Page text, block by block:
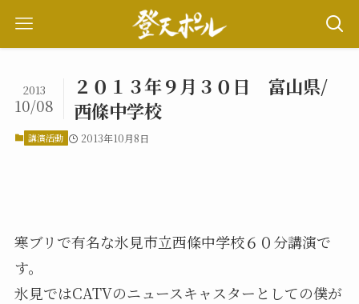
２０１３年９月３０日 富山県/
西條中学校
2013
10/08
講演活動 2013年10月8日
寒ブリで有名な氷見市立西條中学校６０分講演で
す。
氷見ではCATVのニュースキャスターとしての僕が